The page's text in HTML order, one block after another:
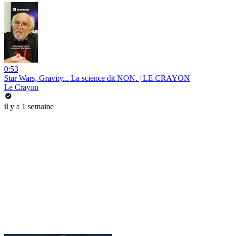
0:53
Star Wars, Gravity... La science dit NON. | LE CRAYON
Le Crayon
il y a 1 semaine